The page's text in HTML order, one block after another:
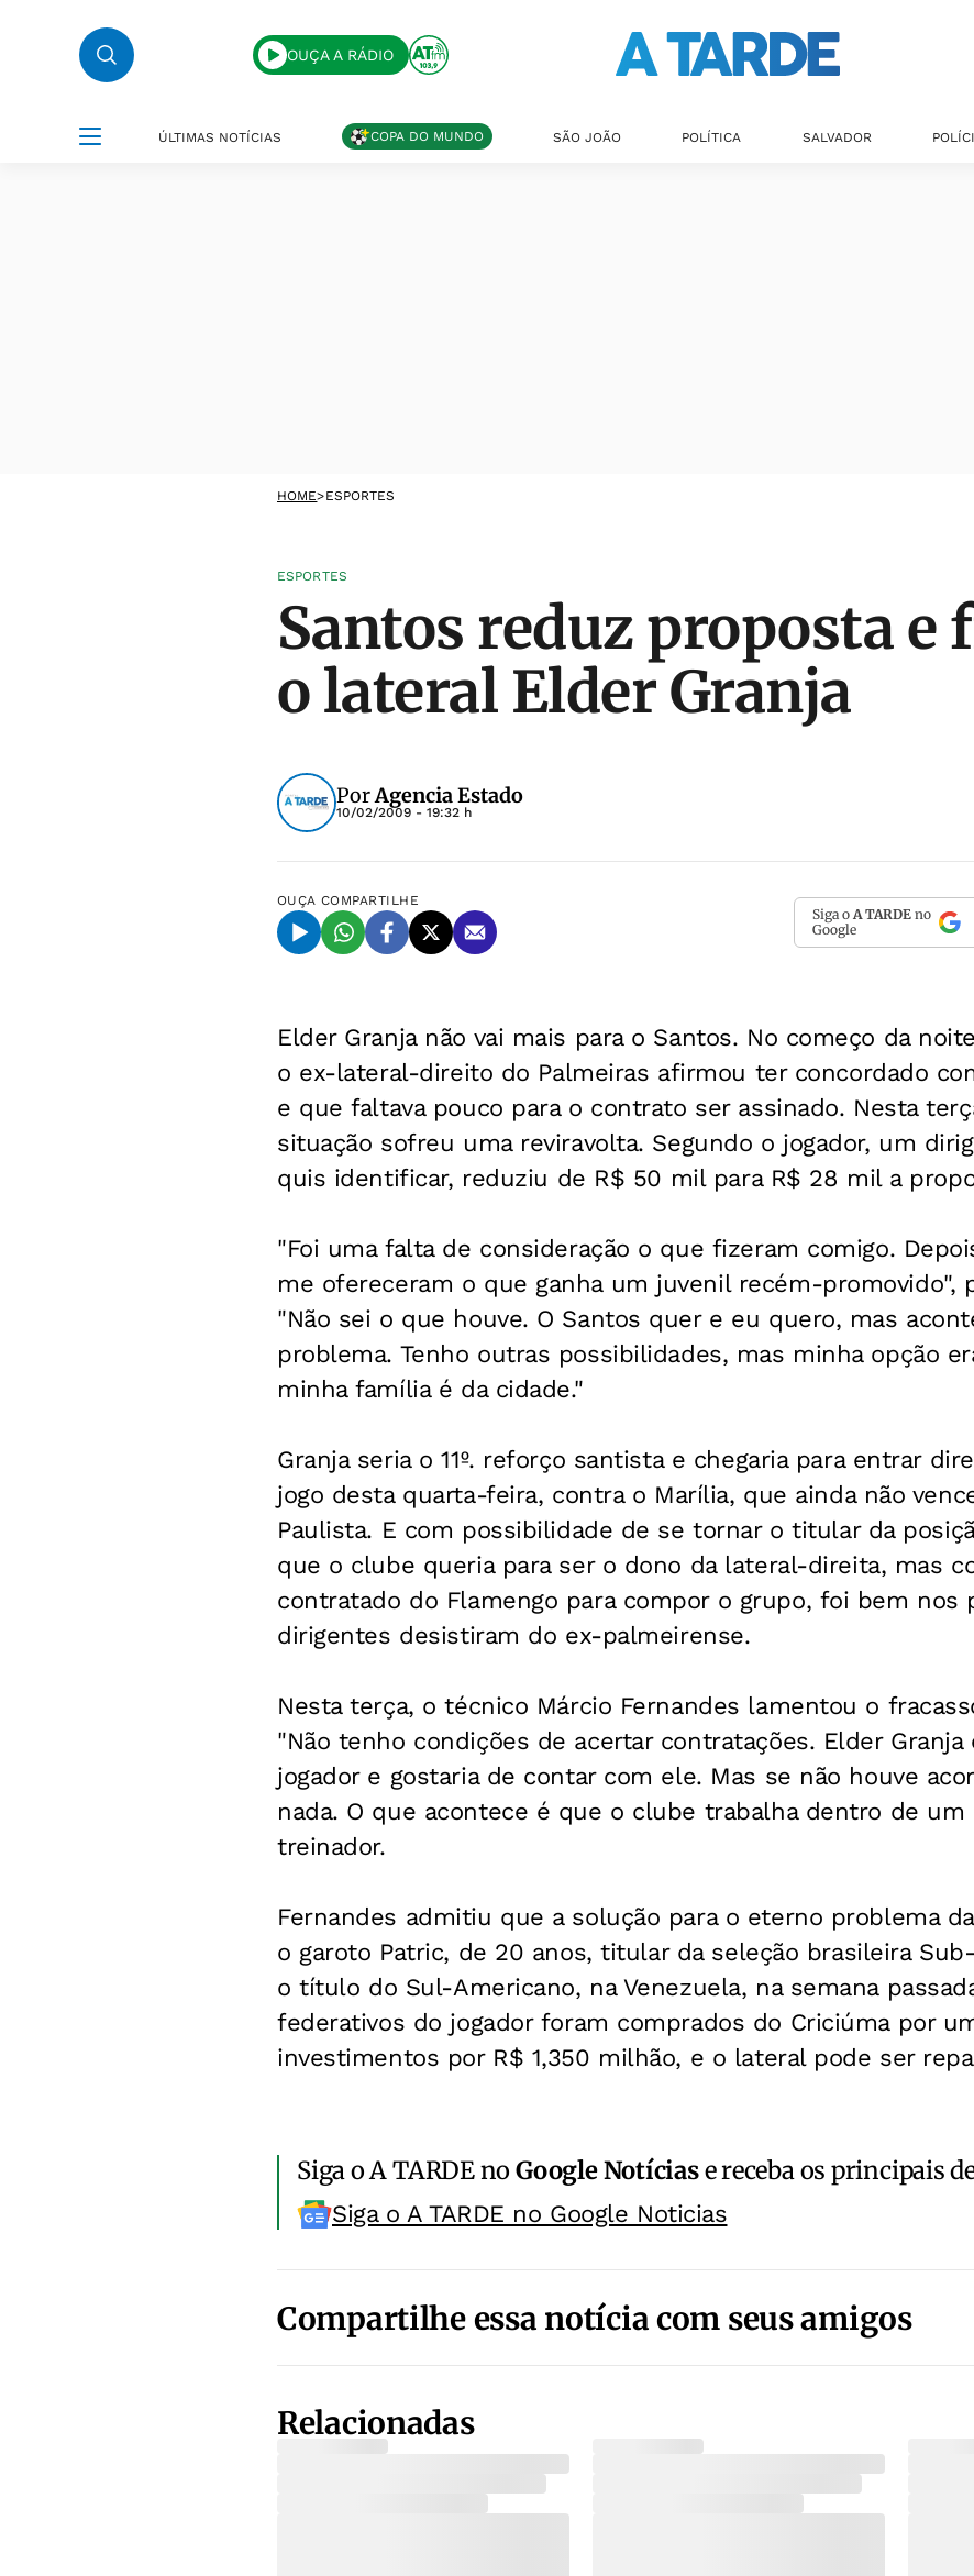
OUÇA A RÁDIO
ÚLTIMAS NOTÍCIAS COPA DO MUNDO SÃO JOÃO POLÍTICA SALVADOR
HOME>ESPORTES
ESPORTES
Santos reduz proposta e
o lateral Elder Granja
PorAgencia Estado
10/02/2009 - 19:32 h
OUÇA COMPARTILHE
Siga o A TARDE no
Google
Elder Granja não vai mais para o Santos. No começo da
o ex-lateral-direito do Palmeiras afirmou ter concordado
e que faltava pouco para o contrato ser assinado. Nesta
situação sofreu uma reviravolta. Segundo o jogador, um
quis identificar, reduziu de R$ 50 mil para R$ 28 mil a
"Foi uma falta de consideração o que fizeram comigo.
me ofereceram o que ganha um juvenil recém-promovido",
"Não sei o que houve. O Santos quer e eu quero, mas
problema. Tenho outras possibilidades, mas minha opção
minha família é da cidade."
Granja seria o 11º. reforço santista e chegaria para entrar
jogo desta quarta-feira, contra o Marília, que ainda não
Paulista. E com possibilidade de se tornar o titular da
que o clube queria para ser o dono da lateral-direita, mas
contratado do Flamengo para compor o grupo, foi bem nos
dirigentes desistiram do ex-palmeirense.
Nesta terça, o técnico Márcio Fernandes lamentou o
"Não tenho condições de acertar contratações. Elder Granja
jogador e gostaria de contar com ele. Mas se não houve
nada. O que acontece é que o clube trabalha dentro de um
treinador.
Fernandes admitiu que a solução para o eterno problema
o garoto Patric, de 20 anos, titular da seleção brasileira
o título do Sul-Americano, na Venezuela, na semana
federativos do jogador foram comprados do Criciúma por
investimentos por R$ 1,350 milhão, e o lateral pode ser
Siga o A TARDE noGoogle Notíciase receba os principais
Siga o A TARDE no Google Noticias
Compartilhe essa notícia com seus amigos
Relacionadas